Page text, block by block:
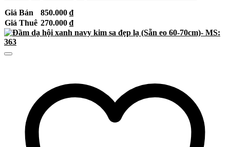
Giá Bán 850.000 ₫
Giá Thuê 270.000 ₫